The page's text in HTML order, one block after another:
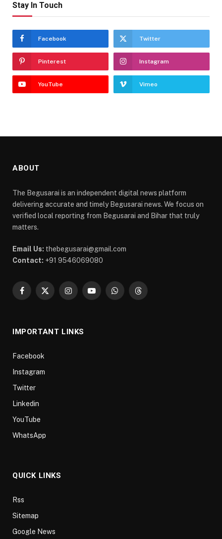
Stay In Touch
Facebook Twitter
Pinterest Instagram
YouTube Vimeo
ABOUT
The Begusarai is an independent digital news platform
delivering accurate and timely Begusarai news. We focus on
verified local reporting from Begusarai and Bihar that truly
matters.
Email Us: thebegusarai@gmail.com
Contact: +91 9546069080
Facebook
X
InstagramYouTubeWhatsAppThreads
IMPORTANT LINKS
Facebook
Instagram
Twitter
Linkedin
YouTube
WhatsApp
QUICK LINKS
Rss
Sitemap
Google News